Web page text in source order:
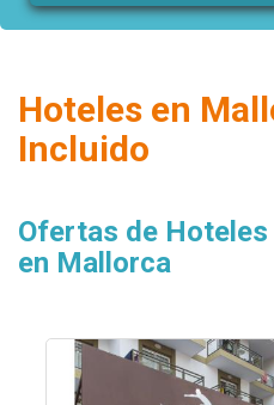
Hoteles en
Incluido
Ofertas de
en Mallorca